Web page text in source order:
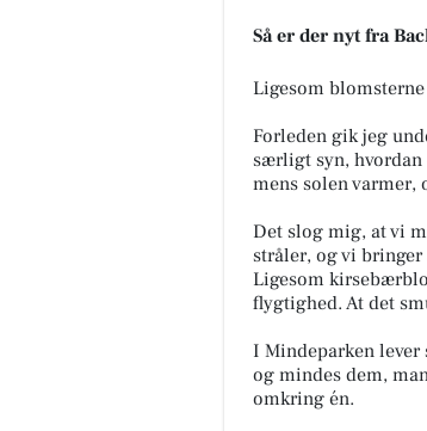
Så er der nyt fra
Ligesom
Forleden gik jeg
særligt syn, hvordan
mens solen varmer,
Det slog mig, at vi
stråler, og vi bringer
Ligesom
flygtighed. At det
I Mindeparken
og mindes dem,
omkring én.